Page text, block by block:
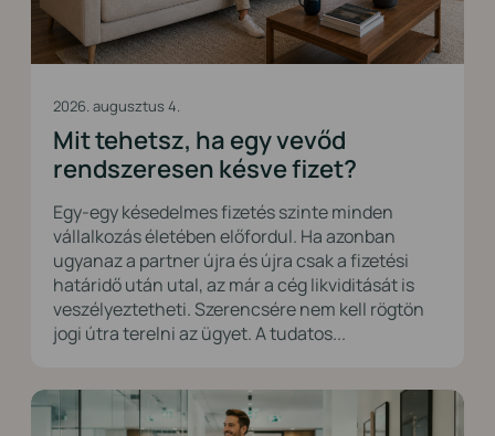
2026. augusztus 4.
Mit tehetsz, ha egy vevőd
rendszeresen késve fizet?
Egy-egy késedelmes fizetés szinte minden
vállalkozás életében előfordul. Ha azonban
ugyanaz a partner újra és újra csak a fizetési
határidő után utal, az már a cég likviditását is
veszélyeztetheti. Szerencsére nem kell rögtön
jogi útra terelni az ügyet. A tudatos...